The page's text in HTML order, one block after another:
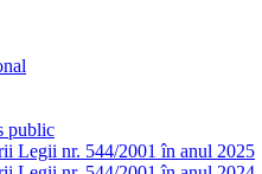
public
Legii nr. 544/2001 în anul 2025